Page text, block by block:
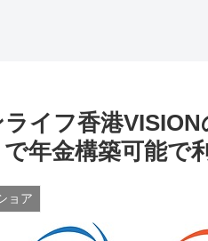
イフ香港
年金構築可能で
ョア